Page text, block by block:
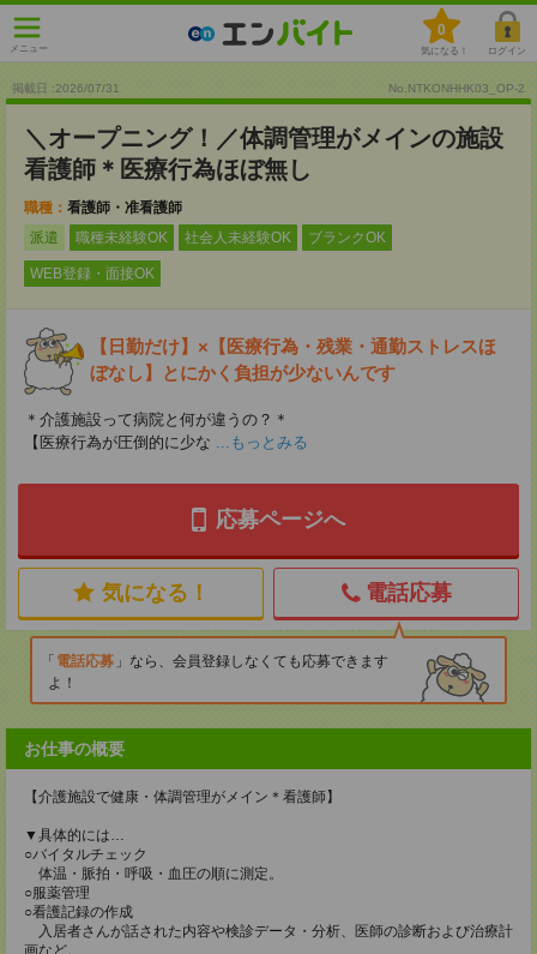
メニュー
0
気になる！ ログイン
掲載日 :2026/07/31 No.NTKONHHK03_OP-2
＼オープニング！／体調管理がメインの施設
看護師＊医療行為ほぼ無し
職種： 看護師・准看護師
派遣
職種未経験OK 社会人未経験OK ブランクOK
WEB登録・面接OK
【日勤だけ】×【医療行為・残業・通勤ストレスほ
ぼなし】とにかく負担が少ないんです
＊介護施設って病院と何が違うの？＊
【医療行為が圧倒的に少な ...もっとみる
応募ページへ
気になる！ 電話応募
電話応募
なら、会員登録しなくても応募できます
よ！
お仕事の概要
【介護施設で健康・体調管理がメイン＊看護師】
▼具体的には…
○バイタルチェック
体温・脈拍・呼吸・血圧の順に測定。
○服薬管理
○看護記録の作成
入居者さんが話された内容や検診データ・分析、医師の診断および治療計
画など。